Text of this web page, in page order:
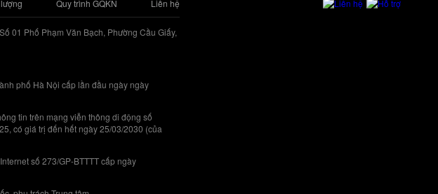
Quy trình GQKN Liên hệ
01 Phố Phạm Văn Bạch, Phường Cầu Giấy,
phố Hà Nội cấp lần đầu ngày ngày
tin trên mạng viễn thông di động số
có giá trị đến hết ngày 25/03/2030 (của
số 273/GP-BTTTT cấp ngày